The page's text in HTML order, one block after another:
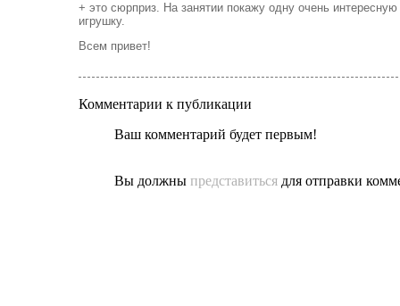
+ это сюрприз. На занятии покажу одну очень
игрушку.
Всем привет!
Комментарии к публикации
Ваш комментарий будет первым!
Вы должны представиться для отправки